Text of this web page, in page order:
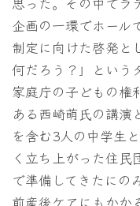
企画の一環でホール
制定に向けた啓発と
何だろう？」という
家庭庁の子どもの権
ある西崎萌氏の講演
を含む3人の中学生
く立ち上がった住
で準備してきたにの
前産後ケアにもかか